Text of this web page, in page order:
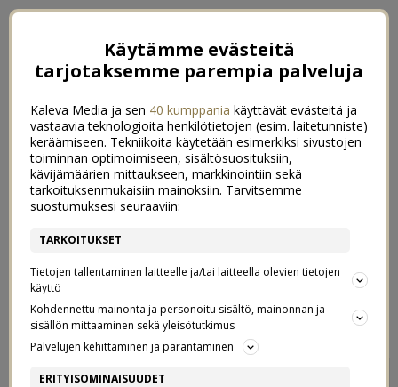
KEVÄTKEIDAS
Käytämme evästeitä
tarjotaksemme parempia palveluja
Kaleva Media ja sen 40 kumppania käyttävät evästeitä ja
vastaavia teknologioita henkilötietojen (esim. laitetunniste)
keräämiseen. Tekniikoita käytetään esimerkiksi sivustojen
toiminnan optimoimiseen, sisältösuosituksiin,
kävijämäärien mittaukseen, markkinointiin sekä
tarkoituksenmukaisiin mainoksiin. Tarvitsemme
suostumuksesi seuraaviin:
TARKOITUKSET
Tietojen tallentaminen laitteelle ja/tai laitteella olevien tietojen
käyttö
Kohdennettu mainonta ja personoitu sisältö, mainonnan ja
sisällön mittaaminen sekä yleisötutkimus
Palvelujen kehittäminen ja parantaminen
ERITYISOMINAISUUDET